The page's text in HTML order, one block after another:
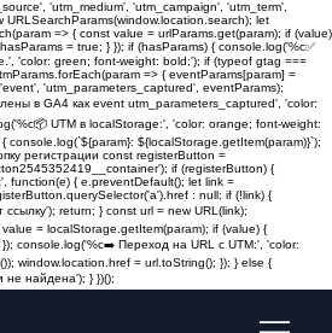
'utm_medium', 'utm_campaign', 'utm_term',
let
=> { const value = urlParams.get(param); if (value)
= true; } }); if (hasParams) { console.log('%c✅
'color: green; font-weight: bold;'); if (typeof gtag ===
=> { eventParams[param] =
'utm_parameters_captured', eventParams);
в GA4 как event utm_parameters_captured', 'color:
UTM в localStorage:', 'color: orange; font-weight:
console.log(`${param}: ${localStorage.getItem(param)}`);
регистрации const registerButton =
if (registerButton) {
function(e) { e.preventDefault(); let link =
: null; if (!link) {
return; } const url = new URL(link);
= localStorage.getItem(param); if (value) {
console.log('%c➡️ Переход на URL с UTM:', 'color:
window.location.href = url.toString(); }); } else {
не найдена'); } })();